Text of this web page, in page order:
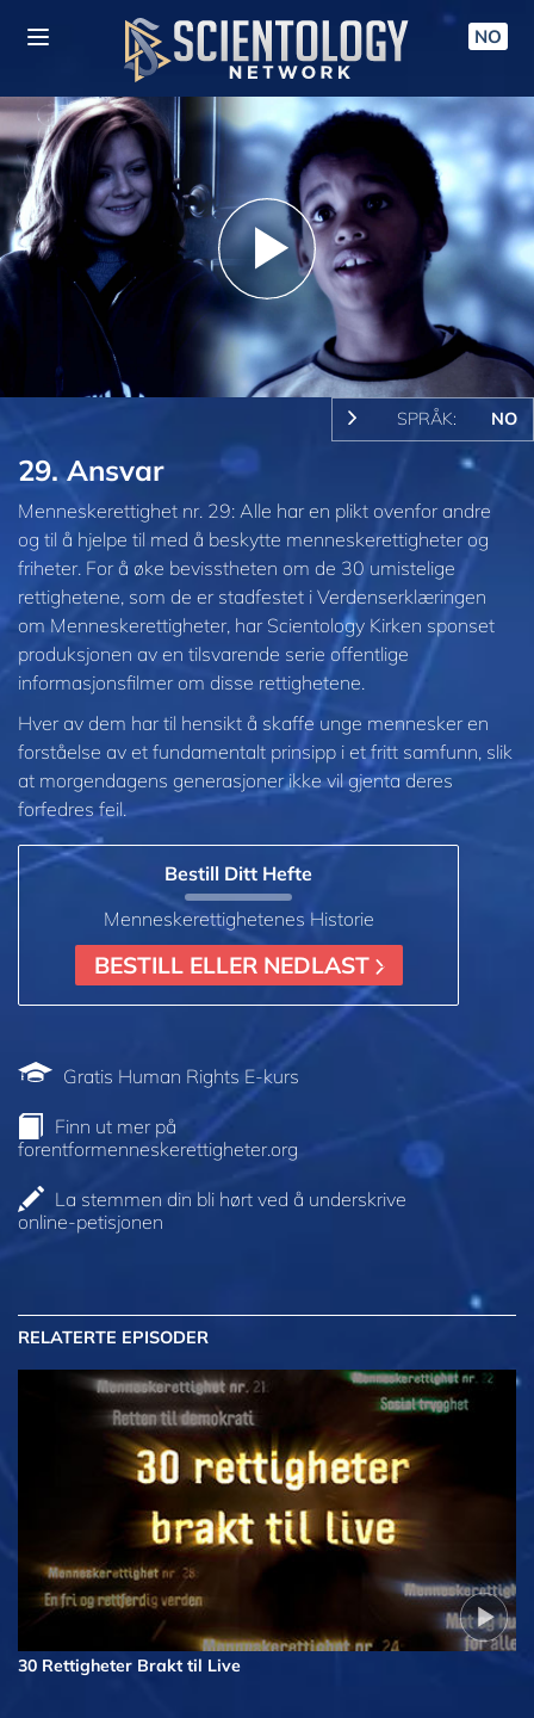
NO
Play
Video
SPRÅK: NO
29. Ansvar
Menneskerettighet nr. 29: Alle har en plikt ovenfor andre
og til å hjelpe til med å beskytte menneskerettigheter og
friheter. For å øke bevisstheten om de 30 umistelige
rettighetene, som de er stadfestet i Verdenserklæringen
om Menneskerettigheter, har Scientology Kirken sponset
produksjonen av en tilsvarende serie offentlige
informasjonsfilmer om disse rettighetene.
Hver av dem har til hensikt å skaffe unge mennesker en
forståelse av et fundamentalt prinsipp i et fritt samfunn, slik
at morgendagens generasjoner ikke vil gjenta deres
forfedres feil.
Bestill Ditt Hefte
Menneskerettighetenes Historie
BESTILL ELLER NEDLAST
Gratis Human Rights E-kurs
Finn ut mer på
forentformenneskerettigheter.org
La stemmen din bli hørt ved å underskrive
online-petisjonen
RELATERTE EPISODER
30 Rettigheter Brakt til Live